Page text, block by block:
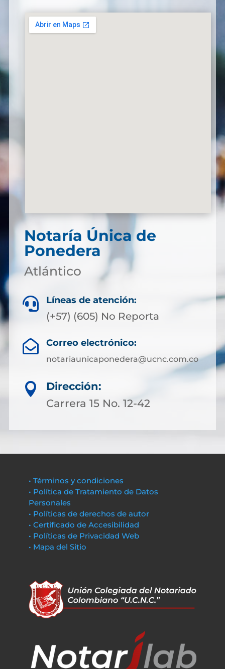
Notaría Única de
Ponedera
Atlántico
 Líneas de atención:
(+57) (605) No Reporta
 Correo electrónico:
notariaunicaponedera@ucnc.com.co

Dirección:
Carrera 15 No. 12-42
• Términos y condiciones
• Política de Tratamiento de Datos
Personales
• Políticas de derechos de autor
• Certificado de Accesibilidad
• Políticas de Privacidad Web
• Mapa del Sitio